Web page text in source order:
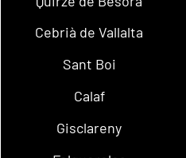
Cebrià de Vallalta
Sant Boi
Calaf
Gisclareny